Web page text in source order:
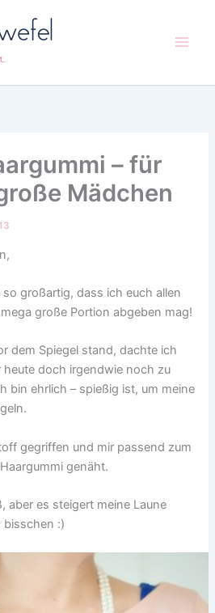
– für
Mädchen
großartig, dass ich euch allen
große Portion abgeben mag!
dem Spiegel stand, dachte ich
heute doch irgendwie noch zu
bin ehrlich – spießig ist, um meine
gegriffen und mir passend zum
genäht.
aber es steigert meine Laune
bisschen :)